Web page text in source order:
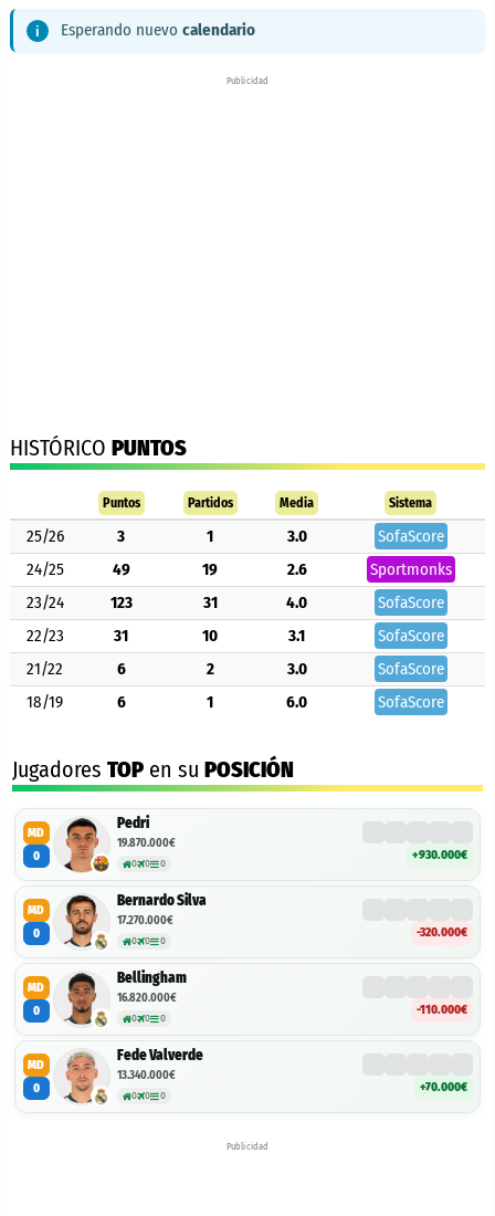
Esperando nuevo calendario
Publicidad
HISTÓRICO PUNTOS
Puntos Partidos Media Sistema
25/26 3 1 3.0
SofaScore
24/25
49 19 2.6
Sportmonks
23/24
123 31 4.0
SofaScore
22/23
31 10 3.1
SofaScore
21/22
6 2 3.0
SofaScore
18/19
6 1 6.0 SofaScore
Jugadores TOP en su POSICIÓN
MD
0
Pedri
19.870.000€
0 0 0
+930.000€
MD
0
Bernardo Silva
17.270.000€
0 0 0
-320.000€
MD
0
Bellingham
16.820.000€
0 0 0
-110.000€
MD
0
Fede Valverde
13.340.000€
0 0 0
+70.000€
Publicidad